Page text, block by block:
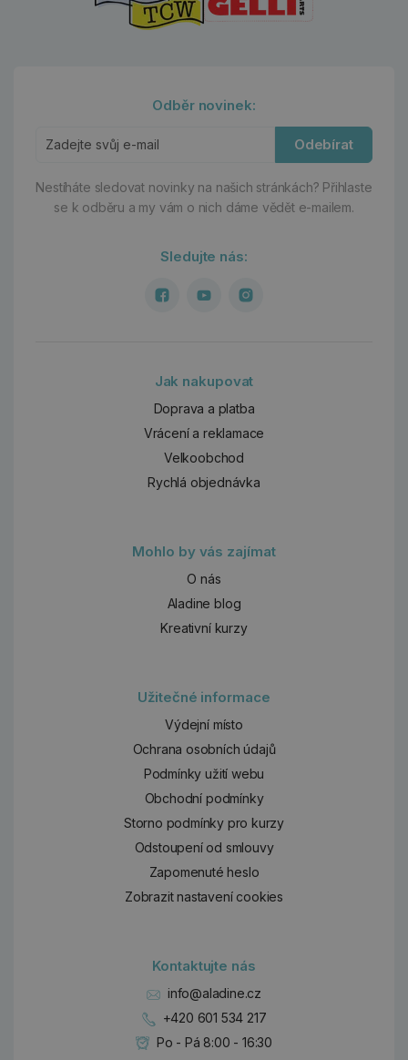
Odběr novinek:
Odebírat
Nestíháte sledovat novinky na našich stránkách? Přihlaste
se k odběru a my vám o nich dáme vědět e-mailem.
Sledujte nás:
Jak nakupovat
Doprava a platba
Vrácení a reklamace
Velkoobchod
Rychlá objednávka
Mohlo by vás zajímat
O nás
Aladine blog
Kreativní kurzy
Užitečné informace
Výdejní místo
Ochrana osobních údajů
Podmínky užití webu
Obchodní podmínky
Storno podmínky pro kurzy
Odstoupení od smlouvy
Zapomenuté heslo
Zobrazit nastavení cookies
Kontaktujte nás
info@aladine.cz
+420 601 534 217
Po - Pá 8:00 - 16:30